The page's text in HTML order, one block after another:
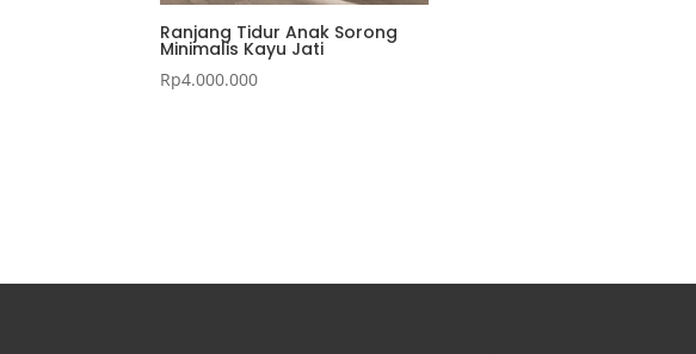
Ranjang Tidur Anak Sorong
Minimalis Kayu Jati
Rp4.000.000